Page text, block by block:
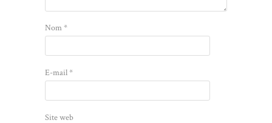
Nom*
E-mail*
Site web